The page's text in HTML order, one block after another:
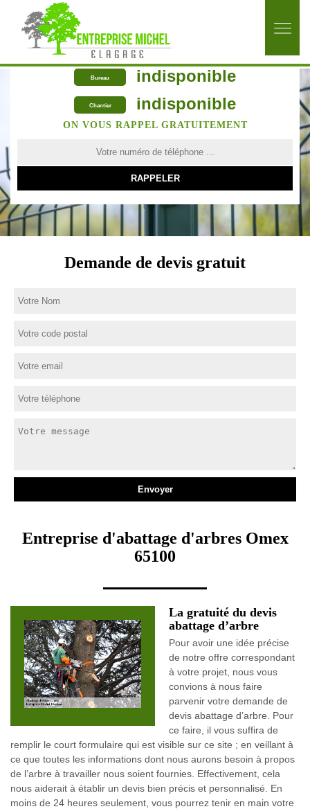
Bureau indisponible
Chantier indisponible
ON VOUS RAPPEL GRATUITEMENT
Demande de devis gratuit
Entreprise d'abattage d'arbres Omex
65100
La gratuité du devis
abattage d’arbre
Pour avoir une idée précise
de notre offre correspondant
à votre projet, nous vous
convions à nous faire
parvenir votre demande de
devis abattage d’arbre. Pour
ce faire, il vous suffira de
remplir le court formulaire qui est visible sur ce site ; en veillant à
ce que toutes les informations dont nous aurons besoin à propos
de l’arbre à travailler nous soient fournies. Effectivement, cela
nous aiderait à établir un devis bien précis et personnalisé. En
moins de 24 heures seulement, vous pourrez tenir en main votre